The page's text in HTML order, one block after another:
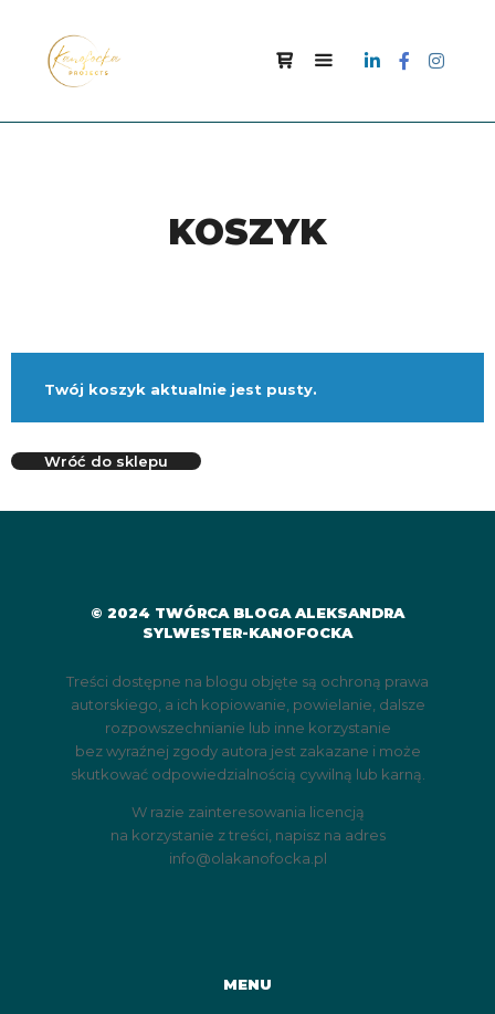
KOSZYK
Twój koszyk aktualnie jest pusty.
Wróć do sklepu
© 2024 TWÓRCA BLOGA ALEKSANDRA
SYLWESTER-KANOFOCKA
Treści dostępne na blogu objęte są ochroną prawa
autorskiego, a ich kopiowanie, powielanie, dalsze
rozpowszechnianie lub inne korzystanie
bez wyraźnej zgody autora jest zakazane i może
skutkować odpowiedzialnością cywilną lub karną.
W razie zainteresowania licencją
na korzystanie z treści, napisz na adres
info@olakanofocka.pl
MENU